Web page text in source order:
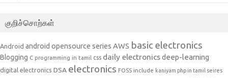
குறிச்சொற்கள்
Android android opensource series AWS basic electronics
Blogging C programming in tamil css daily electronicsdeep-learning
digital electronics DSA electronics FOSS include kaniyam php in tamil seires